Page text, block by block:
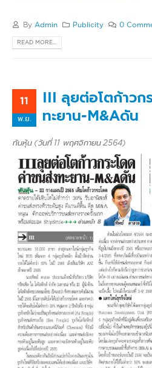
By Admin Publicity 0
READ MORE...
11
พ.ย.
III ลุยต่อโตก้าวก
ทะยาน-M&Aดัน
ทันหุ้น (วันที่ 11 พฤศจิกายน 2564)